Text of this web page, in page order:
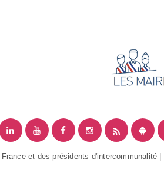
et des présidents d'intercommunalité |